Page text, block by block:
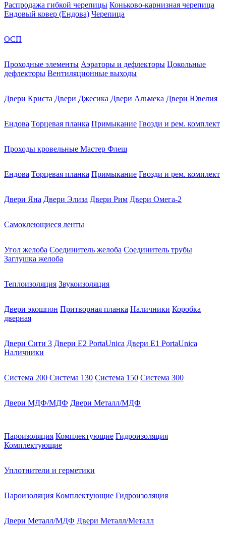
Распродажа гибкой черепицы Коньково-карнизная черепица
Ендовый ковер (Ендова) Черепица
ОСП
Проходные элементы Аэраторы и дефлекторы Цокольные
дефлекторы Вентиляционные выходы
Двери Криста Двери Джесика Двери Альмека Двери Ювелия
Ендова Торцевая планка Примыкание Гвозди и рем. комплект
Проходы кровельные Мастер Флеш
Ендова Торцевая планка Примыкание Гвозди и рем. комплект
Двери Яна Двери Элиза Двери Рим Двери Омега-2
Самоклеющиеся ленты
Угол желоба Соединитель желоба Соединитель трубы
Заглушка желоба
Теплоизоляция Звукоизоляция
Двери экошпон Притворная планка Наличники Коробка
дверная
Двери Сити 3 Двери E2 PortaUnica Двери E1 PortaUnica
Наличники
Система 200 Система 130 Система 150 Система 300
Двери МДФ/МДФ Двери Металл/МДФ
Пароизоляция Комплектующие Гидроизоляция
Комплектующие
Уплотнители и герметики
Пароизоляция Комплектующие Гидроизоляция
Двери Металл/МДФ Двери Металл/Металл